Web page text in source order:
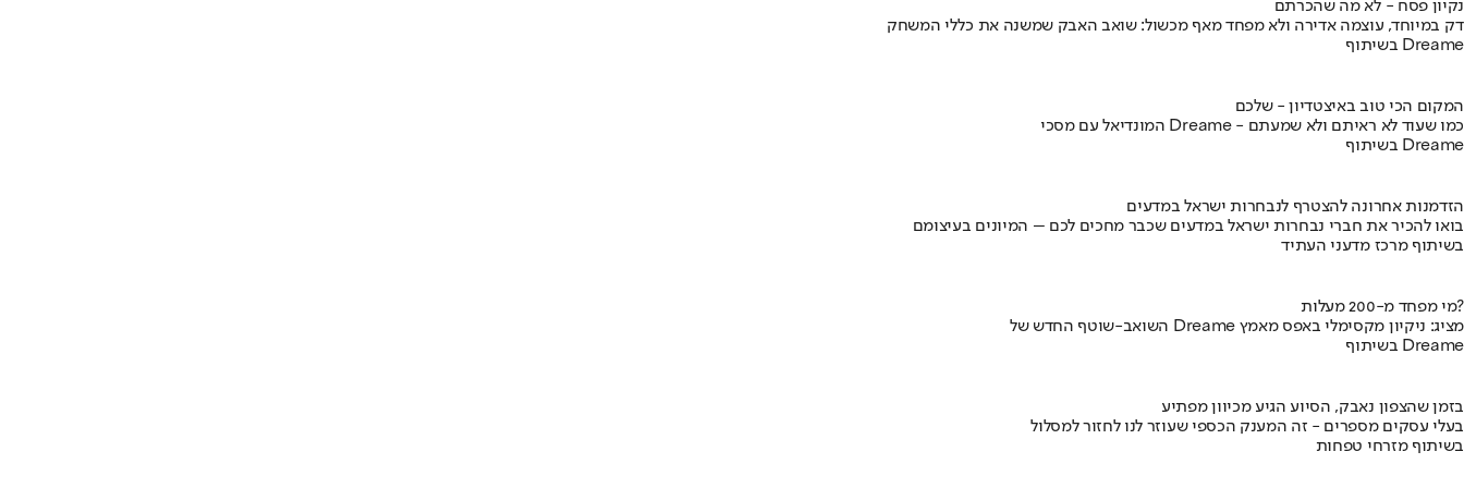
נקיון פסח - לא מה שהכרתם
דק במיוחד, עוצמה אדירה ולא מפחד מאף מכשול: שואב האבק שמשנה את כללי המשחק
בשיתוף Dreame
המקום הכי טוב באיצטדיון - שלכם
המונדיאל עם מסכי Dreame - כמו שעוד לא ראיתם ולא שמעתם
בשיתוף Dreame
הזדמנות אחרונה להצטרף לנבחרות ישראל במדעים
בואו להכיר את חברי נבחרות ישראל במדעים שכבר מחכים לכם – המיונים בעיצומם
בשיתוף מרכז מדעני העתיד
מי מפחד מ-200 מעלות?
השואב-שוטף החדש של Dreame מציג: ניקיון מקסימלי באפס מאמץ
בשיתוף Dreame
בזמן שהצפון נאבק, הסיוע הגיע מכיוון מפתיע
בעלי עסקים מספרים - זה המענק הכספי שעוזר לנו לחזור למסלול
בשיתוף מזרחי טפחות